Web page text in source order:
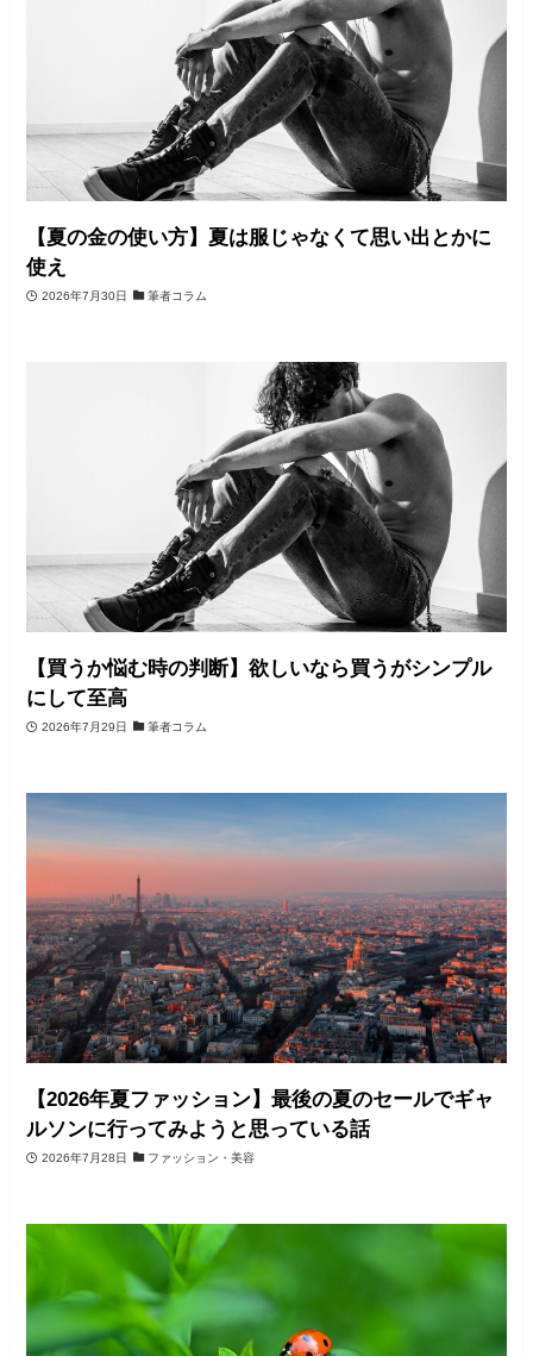
【夏の金の使い方】夏は服じゃなくて思い出とかに
使え
2026年7月30日 筆者コラム
【買うか悩む時の判断】欲しいなら買うがシンプル
にして至高
2026年7月29日 筆者コラム
【2026年夏ファッション】最後の夏のセールでギャ
ルソンに行ってみようと思っている話
2026年7月28日 ファッション・美容